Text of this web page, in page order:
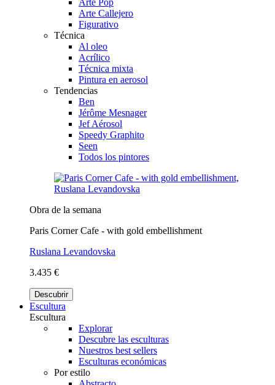
Arte Callejero
Figurativo
Técnica
Al oleo
Acrílico
Técnica mixta
Pintura en aerosol
Tendencias
Ben
Jérôme Mesnager
Jef Aérosol
Speedy Graphito
Seen
Todos los pintores
Obra de la semana
Paris Corner Cafe - with gold embellishment
Ruslana Levandovska
3.435 €
Descubrir
Escultura
Escultura
Explorar
Descubre las esculturas
Nuestros best sellers
Esculturas económicas
Por estilo